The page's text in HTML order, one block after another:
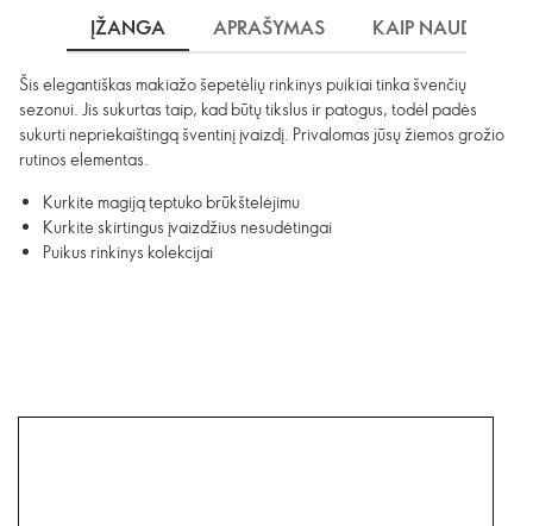
ĮŽANGA APRAŠYMAS KAIP NAUDOTI?
Šis elegantiškas makiažo šepetėlių rinkinys puikiai tinka švenčių
sezonui. Jis sukurtas taip, kad būtų tikslus ir patogus, todėl padės
sukurti nepriekaištingą šventinį įvaizdį. Privalomas jūsų žiemos grožio
rutinos elementas.
Kurkite magiją teptuko brūkštelėjimu
Kurkite skirtingus įvaizdžius nesudėtingai
Puikus rinkinys kolekcijai